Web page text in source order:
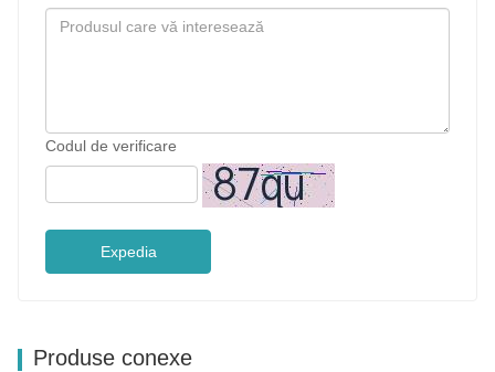
Codul de verificare
Expedia
Produse conexe